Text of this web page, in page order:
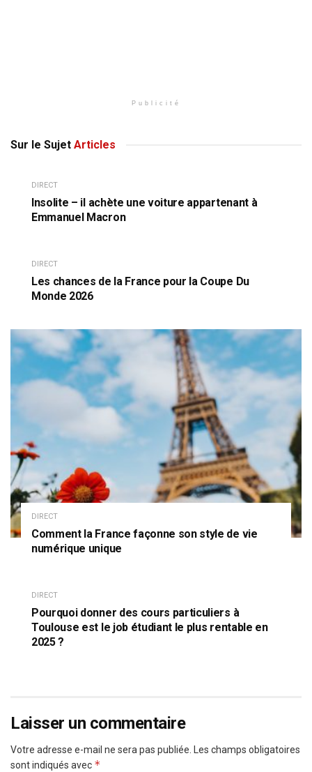
Publicité
Sur le Sujet Articles
DIRECT
Insolite – il achète une voiture appartenant à
Emmanuel Macron
DIRECT
Les chances de la France pour la Coupe Du
Monde 2026
DIRECT
Comment la France façonne son style de vie
numérique unique
DIRECT
Pourquoi donner des cours particuliers à
Toulouse est le job étudiant le plus rentable en
2025 ?
Laisser un commentaire
Votre adresse e-mail ne sera pas publiée.
Les champs obligatoires
sont indiqués avec *